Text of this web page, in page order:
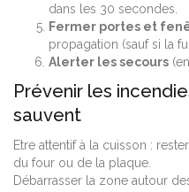
dans les 30 secondes.
Fermer portes et
propagation (sauf si la
Alerter les secours
Prévenir les
sauvent
Etre attentif à la cuisson :
du four ou de la plaque.
Débarrasser la zone autour